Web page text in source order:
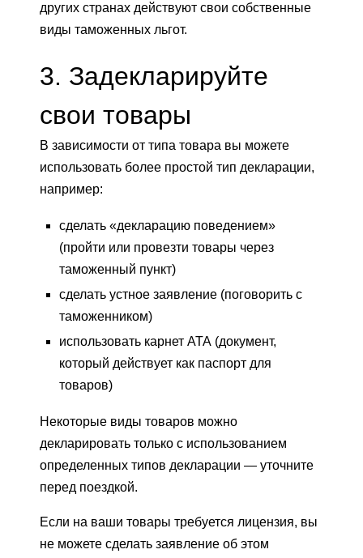
других странах действуют свои собственные
виды таможенных льгот.
3. Задекларируйте
свои товары
В зависимости от типа товара вы можете
использовать более простой тип декларации,
например:
сделать «декларацию поведением»
(пройти или провезти товары через
таможенный пункт)
сделать устное заявление (поговорить с
таможенником)
использовать карнет АТА (документ,
который действует как паспорт для
товаров)
Некоторые виды товаров можно
декларировать только с использованием
определенных типов декларации — уточните
перед поездкой.
Если на ваши товары требуется лицензия, вы
не можете сделать заявление об этом